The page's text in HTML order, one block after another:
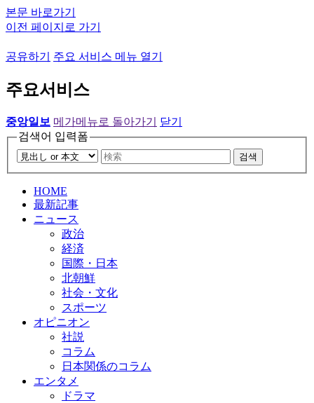
본문 바로가기
이전 페이지로 가기
공유하기 주요 서비스 메뉴 열기
주요서비스
중앙일보 메가메뉴로 돌아가기
닫기
검색어 입력폼
검색
HOME
最新記事
ニュース
政治
経済
国際・日本
北朝鮮
社会・文化
スポーツ
オピニオン
社説
コラム
日本関係のコラム
エンタメ
ドラマ